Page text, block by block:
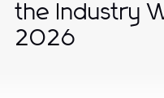
the Industry
2026